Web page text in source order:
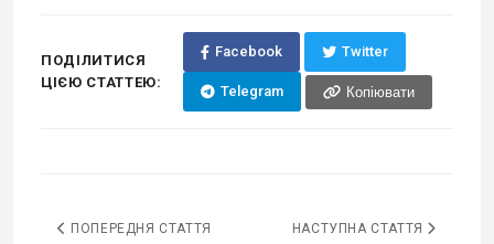
ПОДІЛИТИСЯ
ЦІЄЮ СТАТТЕЮ:
Facebook Twitter
Telegram Копіювати
ПОПЕРЕДНЯ СТАТТЯ НАСТУПНА СТАТТЯ